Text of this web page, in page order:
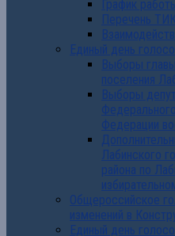
График
Перечень
Единый день
Выборы
поселения
Выборы
Федерации
Лабинского
района по
Общероссийское
изменений в
Единый день